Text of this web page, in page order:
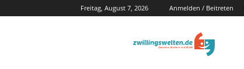
Freitag, August 7, 2026 Anmelden / Beitreten